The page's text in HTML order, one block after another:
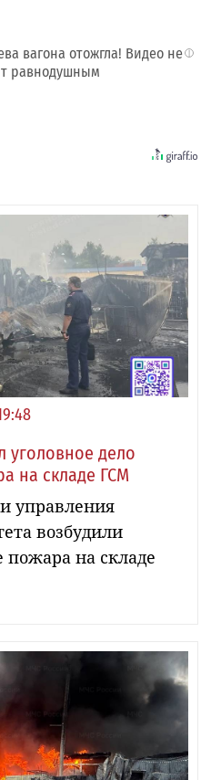
i
вагона отожгла! Видео не
равнодушным
уголовное дело
на складе ГСМ
управления
возбудили
пожара на складе